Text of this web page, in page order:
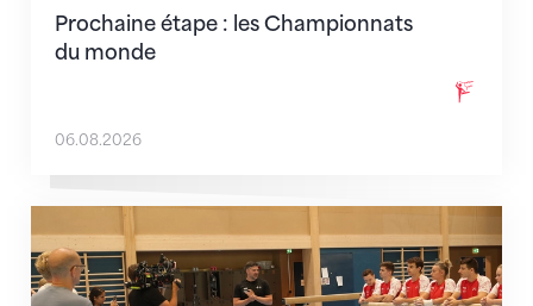
Prochaine étape : les Championnats
du monde
06.08.2026
En route pour Zagreb avec des objectifs clairs